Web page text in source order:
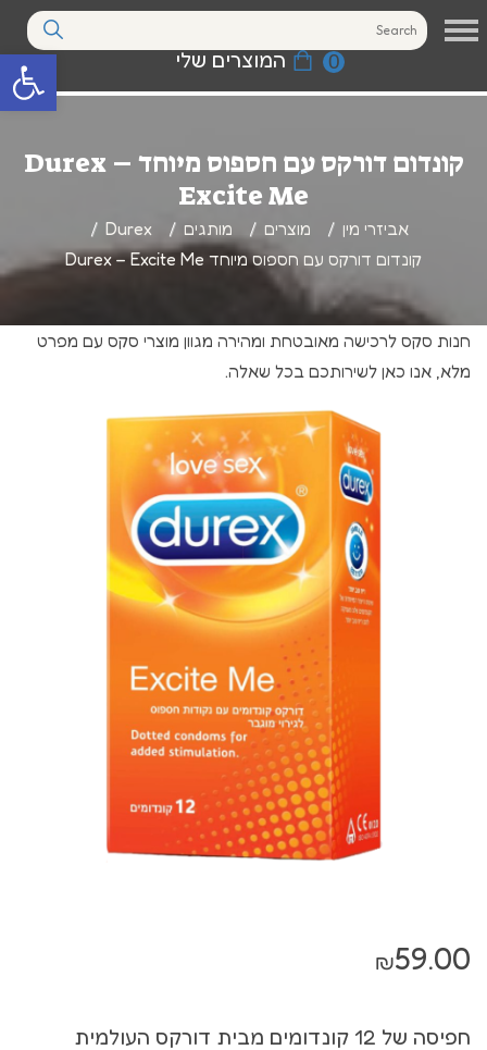
פתח סרגל 0 המוצרים שלי
קונדום דורקס עם חספוס מיוחד Durex –
Excite Me
אביזרי מין מוצרים מותגים
Durex
קונדום דורקס עם חספוס מיוחד Durex – Excite Me
חנות סקס לרכישה מאובטחת ומהירה מגוון מוצרי סקס עם מפרט
מלא, אנו כאן לשירותכם בכל שאלה.
₪59.00
חפיסה של 12 קונדומים מבית דורקס העולמית